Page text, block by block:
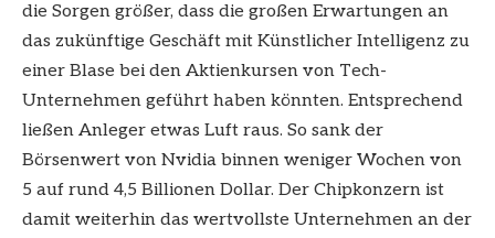
die Sorgen größer, dass die großen Erwartungen an
das zukünftige Geschäft mit Künstlicher Intelligenz zu
einer Blase bei den Aktienkursen von Tech-
Unternehmen geführt haben könnten. Entsprechend
ließen Anleger etwas Luft raus. So sank der
Börsenwert von Nvidia binnen weniger Wochen von
5 auf rund 4,5 Billionen Dollar. Der Chipkonzern ist
damit weiterhin das wertvollste Unternehmen an der